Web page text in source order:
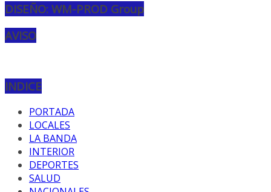
DISEÑO: WM-PROD Group
AVISO
INDICE
PORTADA
LOCALES
LA BANDA
INTERIOR
DEPORTES
SALUD